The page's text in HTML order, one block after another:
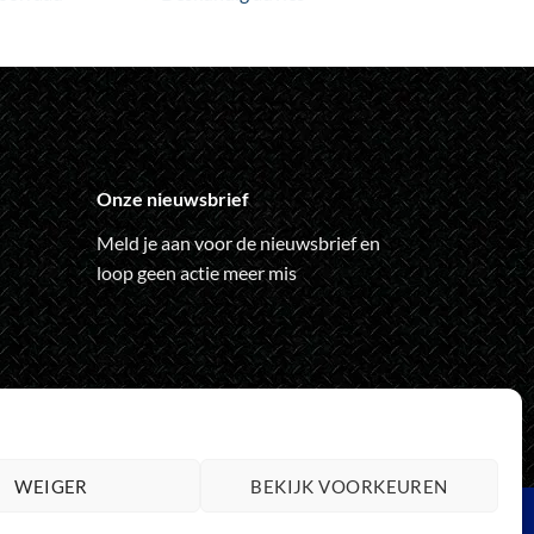
WEIGER BEKIJK VOORKEUREN
kan
gekozen
worden
op
de
productpagina
Onze nieuwsbrief
Meld je aan voor de nieuwsbrief en
loop geen actie meer mis